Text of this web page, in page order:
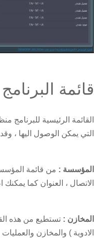
قائمة
القائمة الرئيسية للبرنامج
التي يمكن الوصول اليها ، وقد
المؤسسة : من قائمة
الاتصال ، العنوان كما
المخازن : تستطيع من هذه
الادوية ) والمخازن